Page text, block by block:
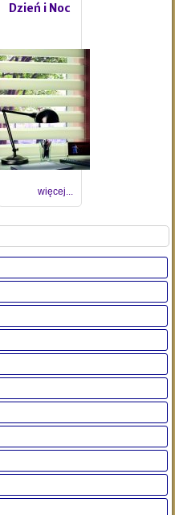
Dzień i Noc
więcej...